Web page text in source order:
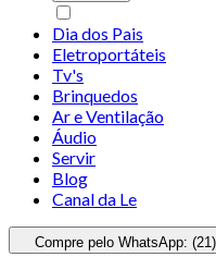
Dia dos Pais
Eletroportáteis
Tv's
Brinquedos
Ar e Ventilação
Áudio
Servir
Blog
Canal da Le
Compre pelo WhatsApp: